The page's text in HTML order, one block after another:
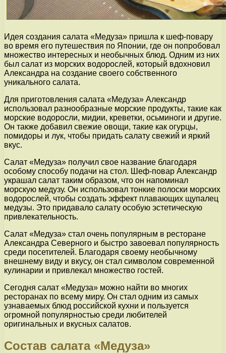
Идея создания салата «Медуза» пришла к шеф-повару
во время его путешествия по Японии, где он попробовал
множество интересных и необычных блюд. Одним из них
был салат из морских водорослей, который вдохновил
Александра на создание своего собственного
уникального салата.
Для приготовления салата «Медуза» Александр
использовал разнообразные морские продукты, такие как
морские водоросли, мидии, креветки, осьминоги и другие.
Он также добавил свежие овощи, такие как огурцы,
помидоры и лук, чтобы придать салату свежий и яркий
вкус.
Салат «Медуза» получил свое название благодаря
особому способу подачи на стол. Шеф-повар Александр
украшал салат таким образом, что он напоминал
морскую медузу. Он использовал тонкие полоски морских
водорослей, чтобы создать эффект плавающих щупалец
медузы. Это придавало салату особую эстетическую
привлекательность.
Салат «Медуза» стал очень популярным в ресторане
Александра Северного и быстро завоевал популярность
среди посетителей. Благодаря своему необычному
внешнему виду и вкусу, он стал символом современной
кулинарии и привлекал множество гостей.
Сегодня салат «Медуза» можно найти во многих
ресторанах по всему миру. Он стал одним из самых
узнаваемых блюд российской кухни и пользуется
огромной популярностью среди любителей
оригинальных и вкусных салатов.
Состав салата «Медуза»